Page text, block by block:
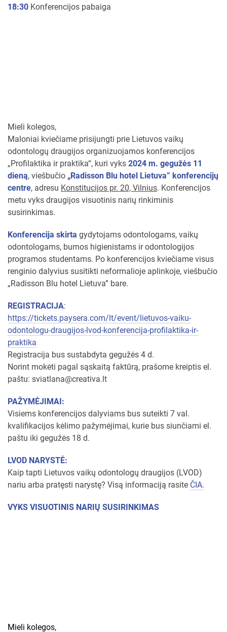
18:30 Konferencijos pabaiga
Mieli kolegos,
Maloniai kviečiame prisijungti prie Lietuvos vaikų
odontologų draugijos organizuojamos konferencijos
„Profilaktika ir praktika“, kuri vyks 2024 m. gegužės 11
dieną, viešbučio „Radisson Blu hotel Lietuva” konferencijų
centre, adresu Konstitucijos pr. 20, Vilnius. Konferencijos
metu vyks draugijos visuotinis narių rinkiminis
susirinkimas.
Konferencija skirta gydytojams odontologams, vaikų
odontologams, burnos higienistams ir odontologijos
programos studentams. Po konferencijos kviečiame visus
renginio dalyvius susitikti neformalioje aplinkoje, viešbučio
„Radisson Blu hotel Lietuva” bare.
REGISTRACIJA:
https://tickets.paysera.com/lt/event/lietuvos-vaiku-
odontologu-draugijos-lvod-konferencija-profilaktika-ir-
praktika
Registracija bus sustabdyta gegužės 4 d.
Norint mokėti pagal sąskaitą faktūrą, prašome kreiptis el.
paštu: sviatlana@creativa.lt
PAŽYMĖJIMAI:
Visiems konferencijos dalyviams bus suteikti 7 val.
kvalifikacijos kėlimo pažymėjimai, kurie bus siunčiami el.
paštu iki gegužės 18 d.
LVOD NARYSTĖ:
Kaip tapti Lietuvos vaikų odontologų draugijos (LVOD)
nariu arba pratęsti narystę? Visą informaciją rasite ČIA.
VYKS VISUOTINIS NARIŲ SUSIRINKIMAS
Mieli kolegos,